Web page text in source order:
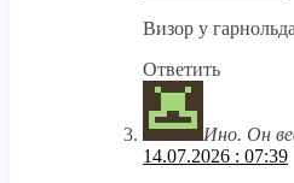
Визор у гарнольда
Ответить
Ино. Он
14.07.2026 : 07:39